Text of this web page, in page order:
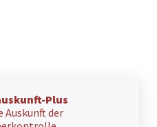
Plus
Auskunft der